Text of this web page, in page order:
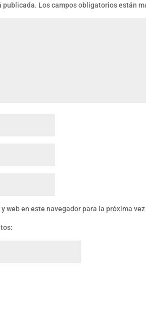
publicada. Los campos obligatorios están
web en este navegador para la próxima